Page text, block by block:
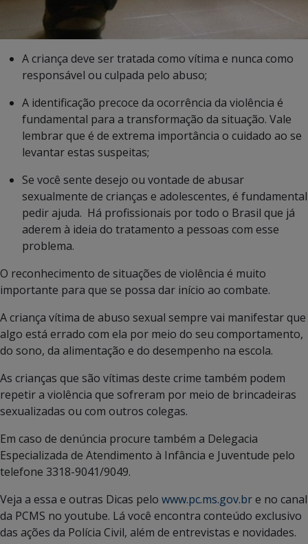
A criança deve ser tratada como vítima e nunca como
responsável ou culpada pelo abuso;
A identificação precoce da ocorrência da violência é
fundamental para a transformação da situação. Vale
lembrar que é de extrema importância o cuidado ao se
levantar estas suspeitas;
Se você sente desejo ou vontade de abusar
sexualmente de crianças e adolescentes, é fundamental
pedir ajuda. Há profissionais por todo o Brasil que já
aderem à ideia do tratamento a pessoas com esse
problema.
O reconhecimento de situações de violência é muito
importante para que se possa dar início ao combate.
A criança vítima de abuso sexual sempre vai manifestar que
algo está errado com ela por meio do seu comportamento,
do sono, da alimentação e do desempenho na escola.
As crianças que são vítimas deste crime também podem
repetir a violência que sofreram por meio de brincadeiras
sexualizadas ou com outros colegas.
Em caso de denúncia procure também a Delegacia
Especializada de Atendimento à Infância e Juventude pelo
telefone 3318-9041/9049.
Veja a essa e outras Dicas pelo www.pc.ms.gov.bre no canal
da PCMS no youtube. Lá você encontra conteúdo exclusivo
das ações da Polícia Civil, além de entrevistas e novidades.